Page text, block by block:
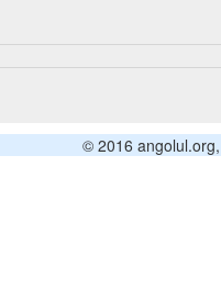
© 2016 angolul.org,